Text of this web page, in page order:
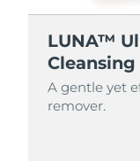
LUNA™
A gentle yet
remover.